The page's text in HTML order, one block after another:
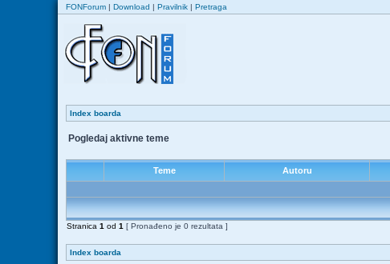
FONForum | Download | Pravilnik | Pretraga
Index boarda
Pogledaj aktivne teme
Teme Autoru
Stranica 1 od 1 [ Pronađeno je 0 rezultata ]
Index boarda